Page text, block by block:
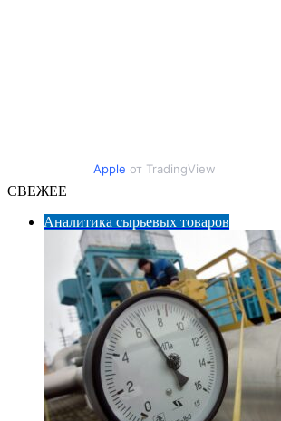
Apple от TradingView
СВЕЖЕЕ
Аналитика сырьевых товаров